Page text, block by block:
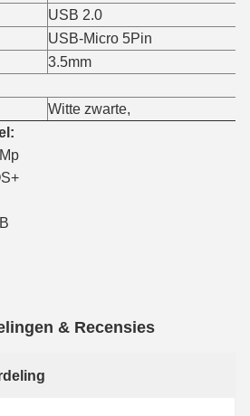
USB 2.0
USB-Micro 5Pin
3.5mm
Witte zwarte,
& Recensies